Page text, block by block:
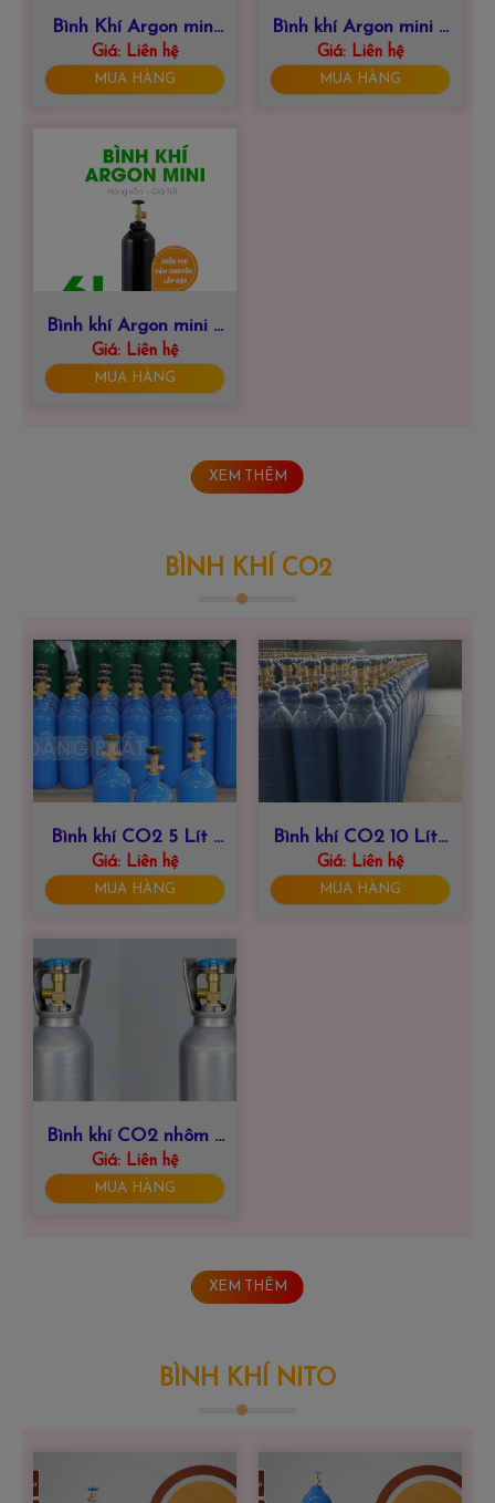
Bình Khí Argon mini
10 Lít
Giá:Liên hệ
MUA HÀNG
Bình khí Argon mini 8
Lít
Giá:Liên hệ
MUA HÀNG
Bình khí Argon mini 6
Lít
Giá:Liên hệ
MUA HÀNG
XEM THÊM
BÌNH KHÍ CO2
Bình khí CO2 5 Lít |
HOÀNG PHÁT 0915
847 999
Giá:Liên hệ
MUA HÀNG
Bình khí CO2 10 Lít |
HOÀNG PHÁT 0915
847 999
Giá:Liên hệ
MUA HÀNG
Bình khí CO2 nhôm 3
lít
Giá:Liên hệ
MUA HÀNG
XEM THÊM
BÌNH KHÍ NITO